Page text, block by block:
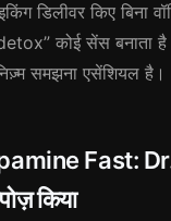
डिलीवर किए बिना
कोई सेंस बनाता है
समझना एसेंशियल है।
Fast:
किया